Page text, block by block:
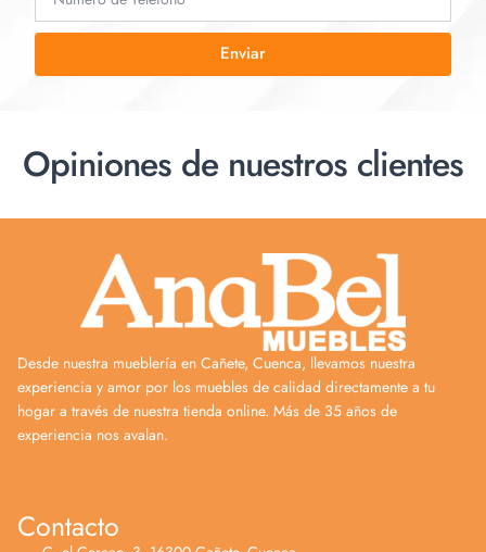
Enviar
Opiniones de nuestros clientes
Desde nuestra mueblería en Cañete, Cuenca, llevamos nuestra
experiencia y amor por los muebles de calidad directamente a tu
hogar a través de nuestra tienda online. Más de 35 años de
experiencia nos avalan.
Contacto